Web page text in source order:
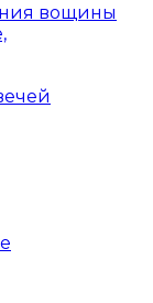
вощины